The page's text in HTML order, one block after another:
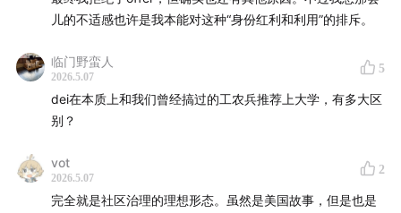
02 夺魂镇民主
03 美式关系户（本集）
儿的不适感也许是我本能对这种“身份红利和利用”的排斥。
临门野蛮人
2026.5.07
5
dei在本质上和我们曾经搞过的工农兵推荐上大学，有多大区
别？
vot
2026.5.07
2
完全就是社区治理的理想形态。虽然是美国故事，但是也是